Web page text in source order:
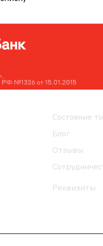
Состояние
Блог
Отзывы
Реквизиты